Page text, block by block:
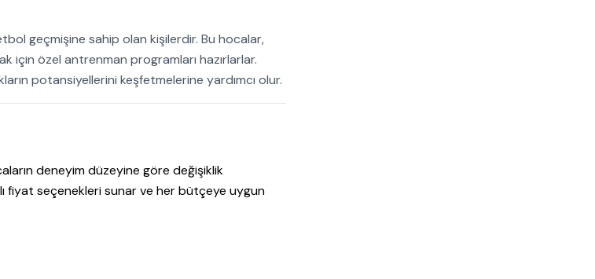
geçmişine sahip olan kişilerdir. Bu hocalar,
için özel antrenman programları hazırlarlar.
potansiyellerini keşfetmelerine yardımcı olur.
deneyim düzeyine göre değişiklik
fiyat seçenekleri sunar ve her bütçeye uygun